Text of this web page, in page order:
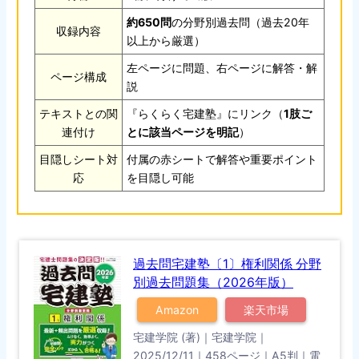
収録内容
約650問の分野別過去問（過去20年
以上から厳選）
ページ構成
左ページに問題、右ページに解答・解
説
テキストとの関
連付け
『らくらく宅建塾』にリンク（1肢ご
とに該当ページを明記）
目隠しシート対
応
付属の赤シートで解答や重要ポイント
を目隠し可能
過去問宅建塾〔1〕権利関係 分野
別過去問題集（2026年版）
Amazon 楽天市場
宅建学院 (著)｜宅建学院｜
2025/12/11｜458ページ｜A5判｜電